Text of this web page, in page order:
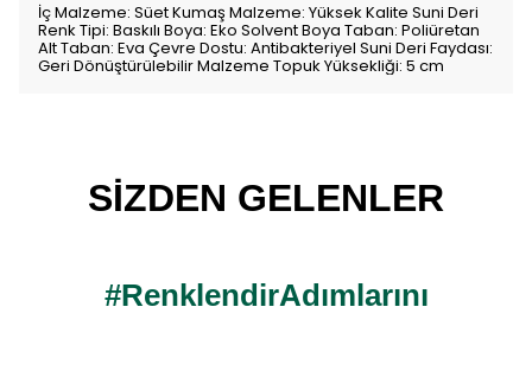
İç Malzeme: Süet Kumaş Malzeme: Yüksek Kalite Suni Deri
Renk Tipi: Baskılı Boya: Eko Solvent Boya Taban: Poliüretan
Alt Taban: Eva Çevre Dostu: Antibakteriyel Suni Deri Faydası:
Geri Dönüştürülebilir Malzeme Topuk Yüksekliği: 5 cm
SİZDEN GELENLER
#RenklendirAdımlarını